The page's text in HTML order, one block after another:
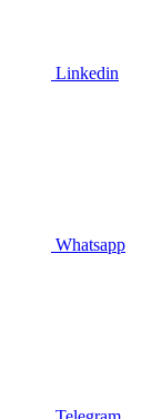
Linkedin
Whatsapp